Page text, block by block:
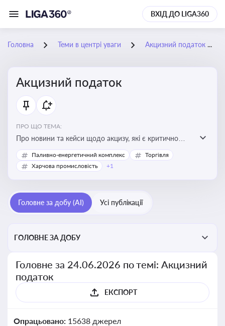
ВХІД ДО LIGA360
Головна Теми в центрі уваги Акцизний податок
Акцизний податок
ПРО ЩО ТЕМА:
Про новини та кейси щодо акцизу, які є критично
важливим для підприємств, які імпортують,
виробляють або реалізують підакцизну продукцію, з
Паливно-енергетичний комплекс
Торгівля
Харчова промисловість
+1
Головне за добу (AI) Усі публікації
ГОЛОВНЕ ЗА ДОБУ
Головне за 24.06.2026 по темі: Акцизний
податок
ЕКСПОРТ
Опрацьовано: 15638 джерел